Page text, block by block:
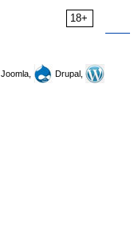
18+
Joomla,
Drupal,